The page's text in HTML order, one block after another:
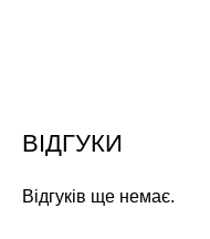
ВІДГУКИ
Відгуків ще немає.